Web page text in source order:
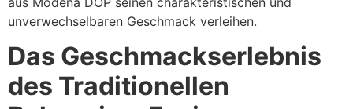
unverwechselbaren Geschmack verleihen.
Das Geschmackserlebnis
des Traditionellen